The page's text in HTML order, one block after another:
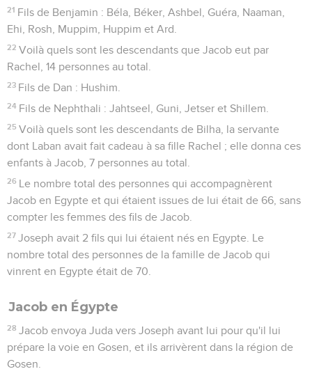
21 Fils de Benjamin : Béla, Béker, Ashbel, Guéra, Naaman,
Ehi, Rosh, Muppim, Huppim et Ard.
22 Voilà quels sont les descendants que Jacob eut par
Rachel, 14 personnes au total.
23 Fils de Dan : Hushim.
24 Fils de Nephthali : Jahtseel, Guni, Jetser et Shillem.
25 Voilà quels sont les descendants de Bilha, la servante
dont Laban avait fait cadeau à sa fille Rachel ; elle donna ces
enfants à Jacob, 7 personnes au total.
26 Le nombre total des personnes qui accompagnèrent
Jacob en Egypte et qui étaient issues de lui était de 66, sans
compter les femmes des fils de Jacob.
27 Joseph avait 2 fils qui lui étaient nés en Egypte. Le
nombre total des personnes de la famille de Jacob qui
vinrent en Egypte était de 70.
Jacob en Égypte
28 Jacob envoya Juda vers Joseph avant lui pour qu'il lui
prépare la voie en Gosen, et ils arrivèrent dans la région de
Gosen.